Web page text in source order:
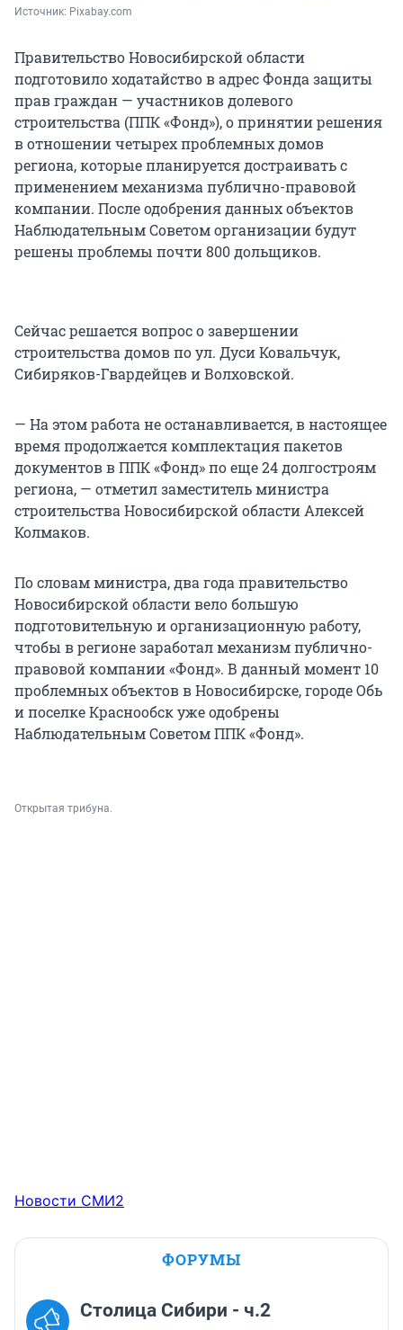
Источник: Pixabay.com
Правительство Новосибирской области
подготовило ходатайство в адрес Фонда защиты
прав граждан — участников долевого
строительства (ППК «Фонд»), о принятии решения
в отношении четырех проблемных домов
региона, которые планируется достраивать с
применением механизма публично-правовой
компании. После одобрения данных объектов
Наблюдательным Советом организации будут
решены проблемы почти 800 дольщиков.
Сейчас решается вопрос о завершении
строительства домов по ул. Дуси Ковальчук,
Сибиряков-Гвардейцев и Волховской.
— На этом работа не останавливается, в настоящее
время продолжается комплектация пакетов
документов в ППК «Фонд» по еще 24 долгостроям
региона, — отметил заместитель министра
строительства Новосибирской области Алексей
Колмаков.
По словам министра, два года правительство
Новосибирской области вело большую
подготовительную и организационную работу,
чтобы в регионе заработал механизм публично-
правовой компании «Фонд». В данный момент 10
проблемных объектов в Новосибирске, городе Обь
и поселке Краснообск уже одобрены
Наблюдательным Советом ППК «Фонд».
Открытая трибуна.
Новости СМИ2
ФОРУМЫ
Столица Сибири - ч.2